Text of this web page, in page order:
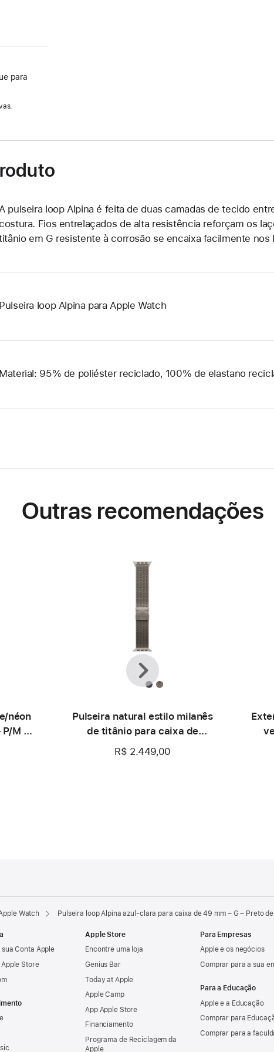
para
A pulseira loop Alpina é feita de duas camadas de tecido
costura. Fios entrelaçados de alta resistência reforçam os
em G resistente à corrosão se encaixa facilmente nos
Pulseira loop Alpina para Apple Watch
Material: 95% de poliéster reciclado, 100% de elastano
Outras recomendações
néon
M –
Pulseira natural estilo milanês
de titânio para caixa de
49 mm – P
R$ 2.449,00
Anterior
Seguinte
Watch Pulseira loop Alpina azul-clara para caixa de 49 mm – G – Preto
Conta Apple
Store
Apple Store
Encontre uma loja
Genius Bar
Today at Apple
Apple Camp
App Apple Store
Financiamento
Programa de Reciclagem da
Apple
Para Empresas
Apple e os negócios
Comprar para a sua
Para a Educação
Apple e a Educação
Comprar para
Comprar para a